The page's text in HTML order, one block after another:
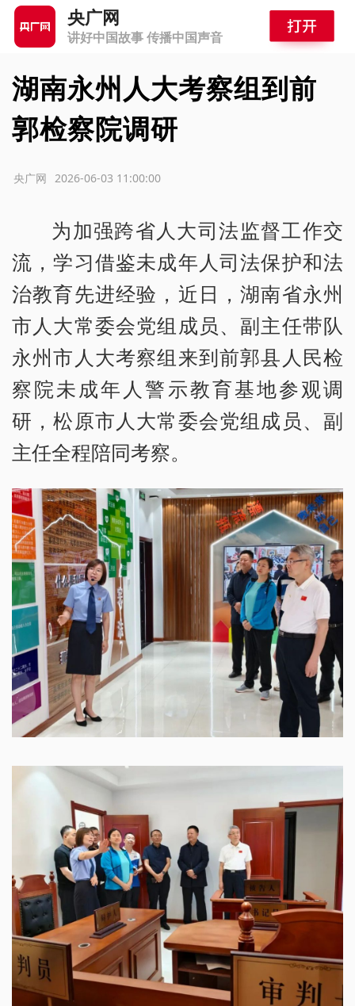
央广网
讲好中国故事 传播中国声音
湖南永州人大考察组到前
郭检察院调研
2026-06-03 11:00:00
央广网
为加强跨省人大司法监督工作交
流，学习借鉴未成年人司法保护和法
治教育先进经验，近日，湖南省永州
市人大常委会党组成员、副主任带队
永州市人大考察组来到前郭县人民检
察院未成年人警示教育基地参观调
研，松原市人大常委会党组成员、副
主任全程陪同考察。